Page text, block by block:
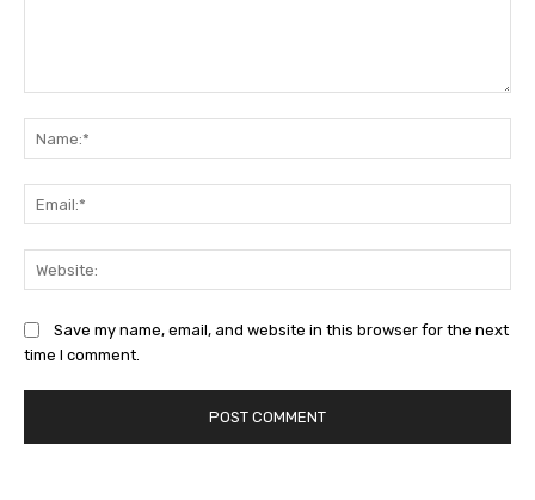
Save my name, email, and website in this browser for the next
time I comment.